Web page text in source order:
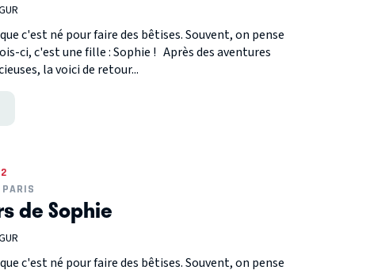
c'est né pour faire des bêtises. Souvent, on pense
ci, c'est une fille : Sophie ! Après des aventures
la voici de retour...
PARIS
de Sophie
c'est né pour faire des bêtises. Souvent, on pense